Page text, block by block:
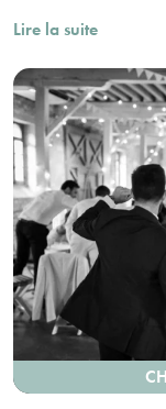
Lire la suite